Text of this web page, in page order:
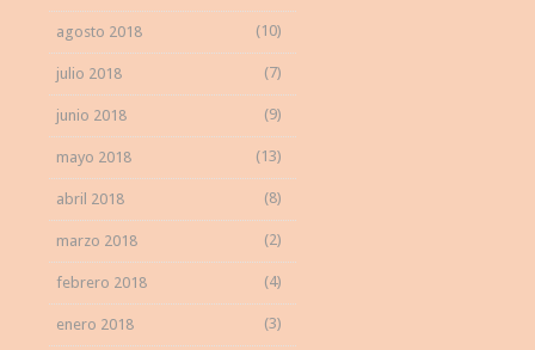
agosto 2018 (10)
julio 2018 (7)
junio 2018 (9)
mayo 2018 (13)
abril 2018 (8)
marzo 2018 (2)
febrero 2018 (4)
enero 2018 (3)